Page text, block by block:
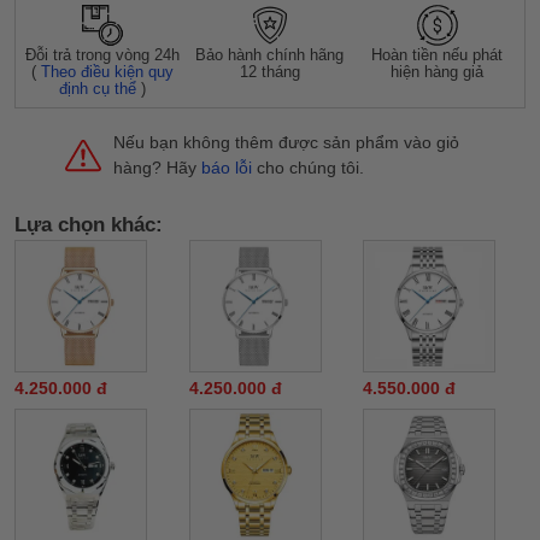
Đỗi trả trong vòng 24h
(Theo điều kiện quy
định cụ thể )
Bảo hành chính hãng
12 tháng
Hoàn tiền nếu phát
hiện hàng giả
Nếu bạn không thêm được sản phẩm vào giỏ
hàng? Hãy báo lỗi cho chúng tôi.
Lựa chọn khác:
4.250.000 đ 4.250.000 đ 4.550.000 đ